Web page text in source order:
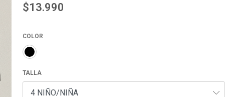
$13.990
COLOR
TALLA